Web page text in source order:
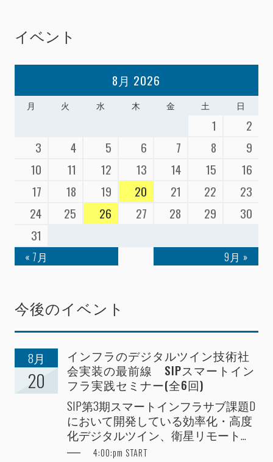
イベント
8月 2026
月 火 水 木 金 土 日
1
2
3
4 5 6 7 8
9
10
11 12 13 14 15
16
17
18 19 20 21 22
23
24
25 26 27 28 29
30
31
« 7月 9月 »
今後のイベント
8月
20
インフラのデジタルツイン技術社
会実装の最前線 SIPスマートイン
フラ実践セミナー(全6回)
SIP第3期スマートインフラサブ課題D
において開発している効率化・高度
化デジタルツイン、衛星リモート...
4:00:pm START